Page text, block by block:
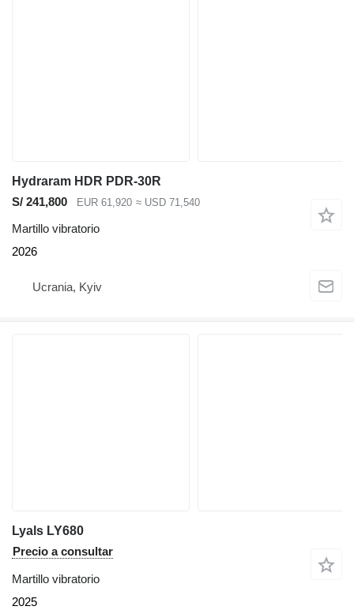
Hydraram HDR PDR-30R
S/ 241,800
EUR 61,920 ≈ USD 71,540
Martillo vibratorio
2026
Ucrania, Kyiv
Lyals LY680
Precio a consultar
Martillo vibratorio
2025